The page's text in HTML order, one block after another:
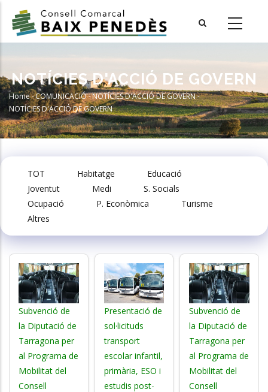
main
NOTÍCIES D'ACCIÓ DE GOVERN
Breadcrumb
Home-COMUNICACIÓ-NOTÍCIES D'ACCIÓ DE GOVERN-
NOTÍCIES D'ACCIÓ DE GOVERN
TOT Habitatge
Educació
Joventut
Medi
S. Socials
Ocupació
P. Econòmica
Turisme
Altres
Subvenció de
la Diputació de
Tarragona per
al Programa de
Mobilitat del
Consell
Presentació de
sol·licituds
transport
escolar infantil,
primària, ESO i
estudis post-
Subvenció de
la Diputació de
Tarragona per
al Programa de
Mobilitat del
Consell